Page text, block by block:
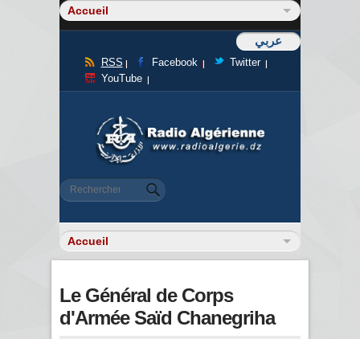
عربي
RSS Facebook
Twitter
YouTube
Formulaire de recherche
Rechercher
Le Général de Corps
d'Armée Saïd Chanegriha